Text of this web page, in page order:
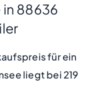
88636
für ein
liegt bei 219